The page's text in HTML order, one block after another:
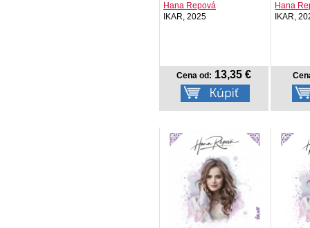
Hana Repová
IKAR, 2025
Cena od: 13,35 €
Hana
IKAR,